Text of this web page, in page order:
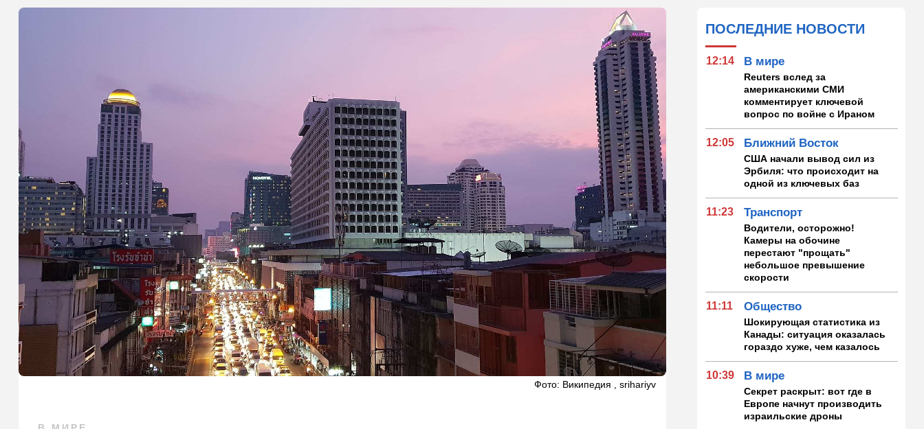
Фото: Википедия , srihariyv
ПОСЛЕДНИЕ НОВОСТИ
12:14 В мире
Reuters вслед за
американскими СМИ
комментирует ключевой
вопрос по войне с Ираном
12:05 Ближний Восток
США начали вывод сил из
Эрбиля: что происходит на
одной из ключевых баз
11:23 Транспорт
Водители, осторожно!
Камеры на обочине
перестают "прощать"
небольшое превышение
скорости
11:11 Общество
Шокирующая статистика из
Канады: ситуация оказалась
гораздо хуже, чем казалось
10:39 В мире
Секрет раскрыт: вот где в
Европе начнут производить
израильские дроны